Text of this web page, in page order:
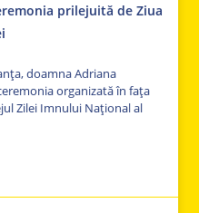
prilejuită de Ziua
doamna Adriana
organizată în fața
Zilei Imnului Național al